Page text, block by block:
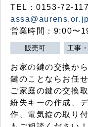
TEL：0153-72-
assa@aurens.or.jp
営業時間：9:00〜
販売可 工事
お家の鍵の交換か
鍵のことならお任
ご家庭の鍵の交換
紛失キーの作成、
作、電気錠の取り